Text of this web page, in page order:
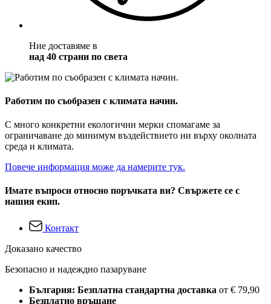
Ние доставяме в
над 40 страни по света
Работим по съобразен с климата начин.
С много конкретни екологични мерки спомагаме за
ограничаване до минимум въздействието ни върху околната
среда и климата.
Повече информация може да намерите тук.
Имате въпроси относно поръчката ви? Свържете се с
нашия екип.
Контакт
Доказано качество
Безопасно и надеждно пазаруване
България: Безплатна стандартна доставка от € 79,90
Безплатно връщане